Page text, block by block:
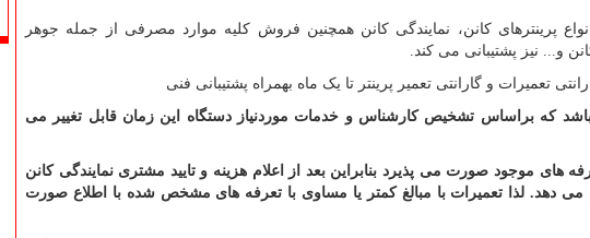
پرینترهای کانن، نمایندگی کانن همچنین فروش کلیه موارد مصرفی از جمله جوهر
و... نیز پشتیبانی می کند.
تعمیرات و گارانتی تعمیر پرینتر تا یک ماه بهمراه پشتیبانی فنی
حداقل 5 روز کاری می باشد که براساس تشخیص کارشناس و خدمات موردنیاز دستگاه این زمان قابل تغییر می
های موجود صورت می پذیرد بنابراین بعد از اعلام هزینه و تایید مشتری نمایندگی کانن
می دهد. لذا تعمیرات با مبالغ کمتر یا مساوی با تعرفه های مشخص شده با اطلاع صورت